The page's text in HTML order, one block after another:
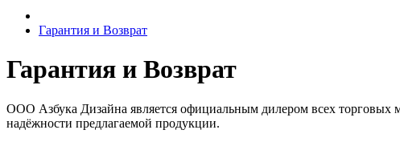
Гарантия и Возврат
Гарантия и Возврат
ООО Азбука Дизайна является официальным дилером всех торговых
надёжности предлагаемой продукции.